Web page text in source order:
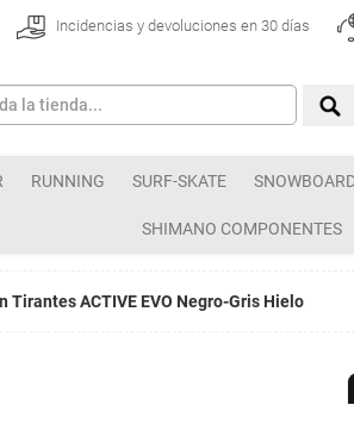
Incidencias y devoluciones en 30 días
RUNNING SURF-SKATE
SHIMANO COMPONENTES
Tirantes ACTIVE EVO Negro-Gris Hielo